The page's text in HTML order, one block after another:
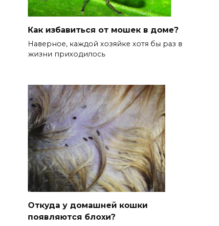
Как избавиться от мошек в доме?
Наверное, каждой хозяйке хотя бы раз в
жизни приходилось
Откуда у домашней кошки
появляются блохи?